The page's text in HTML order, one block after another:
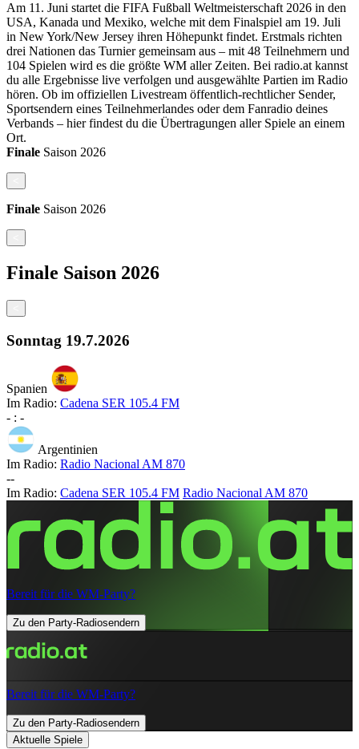
Am 11. Juni startet die FIFA Fußball Weltmeisterschaft 2026 in den
USA, Kanada und Mexiko, welche mit dem Finalspiel am 19. Juli
in New York/New Jersey ihren Höhepunkt findet. Erstmals richten
drei Nationen das Turnier gemeinsam aus – mit 48 Teilnehmern und
104 Spielen wird es die größte WM aller Zeiten. Bei radio.at kannst
du alle Ergebnisse live verfolgen und ausgewählte Partien im Radio
hören. Ob im offiziellen Livestream öffentlich-rechtlicher Sender,
Sportsendern eines Teilnehmerlandes oder dem Fanradio deines
Verbands – hier findest du die Übertragungen aller Spiele an einem
Ort.
Finale Saison 2026
Finale Saison 2026
Finale Saison 2026
Sonntag 19.7.2026
Spanien
Im Radio: Cadena SER 105.4 FM
- : -
Argentinien
Im Radio: Radio Nacional AM 870
--
Im Radio: Cadena SER 105.4 FM Radio Nacional AM 870
Bereit für die WM-Party?
Zu den Party-Radiosendern
Bereit für die WM-Party?
Zu den Party-Radiosendern
Aktuelle Spiele